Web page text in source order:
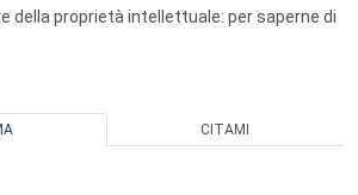
della proprietà intellettuale: per saperne di
CITAMI